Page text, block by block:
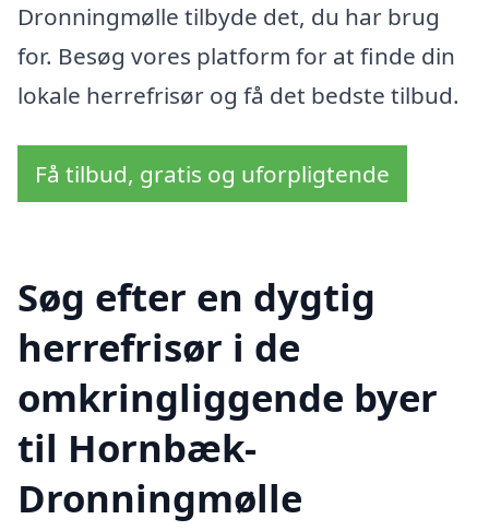
Dronningmølle tilbyde det, du har brug
for. Besøg vores platform for at finde din
lokale herrefrisør og få det bedste tilbud.
Få tilbud, gratis og uforpligtende
Søg efter en dygtig
herrefrisør i de
omkringliggende byer
til Hornbæk-
Dronningmølle